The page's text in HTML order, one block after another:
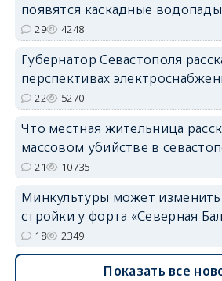
появятся каскадные водопады
29 4248
Губернатор Севастополя
перспективах
22 5270
Что местная жительница
массовом убийстве в
21 10735
Минкультуры может изменить
стройки у форта «Северная
18 2349
Показать все